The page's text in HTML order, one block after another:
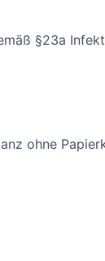
§23a
ohne